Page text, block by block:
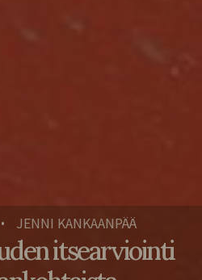
• JENNI KANKAANPÄÄ
itsearviointi